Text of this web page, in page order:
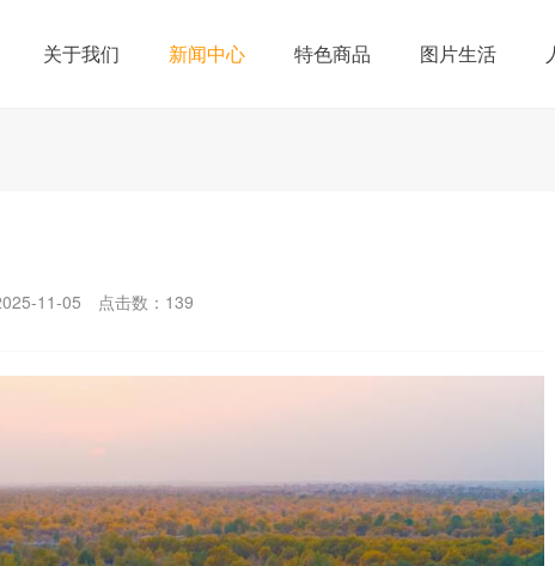
关于我们 新闻中心 特色商品 图片生活
11-05 点击数： 139